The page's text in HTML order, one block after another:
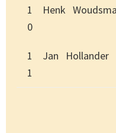
1
0
Henk Woudsma
1
1
Jan Hollander